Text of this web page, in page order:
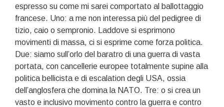
espresso su come mi sarei comportato al ballottaggio
francese. Uno: a me non interessa più del pedigree di
tizio, caio o sempronio. Laddove si esprimono
movimenti di massa, ci si esprime come forza politica.
Due: siamo sull’orlo del baratro di una guerra di vasta
portata, con cancellerie europee totalmente supine alla
politica bellicista e di escalation degli USA, ossia
dell’anglosfera che domina la NATO. Tre: o si crea un
vasto e inclusivo movimento contro la guerra e contro